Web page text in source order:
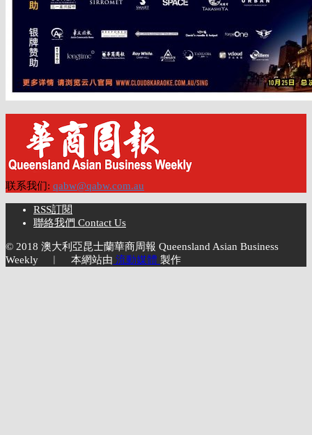
联系我们: qabw@qabw.com.au
RSS訂閱
聯絡我們 Contact Us
© 2018 澳大利亞昆士蘭華商周報 Queensland Asian Business
Weekly ︱ 本網站由 流動媒體 製作